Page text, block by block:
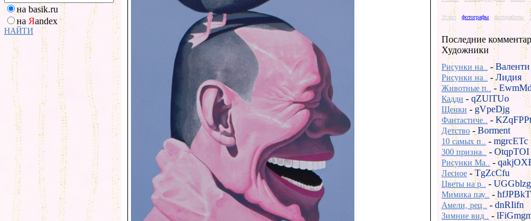
на basik.ru
на Яandex
НАЙТИ
Углич фотографы фотоработы
Последние
Художники
Рисунки на.. -Валенти
Рисунки на.. -Лидия
Животные п.. -
Кадди - qZUlTUo
Щенки - gVpeDjg
Фантастиче.. - KZqFPPt
Детство -Borment
10 самых п.. - mgrcETc
300 призна.. - OtqpTOI
Рисунки Ma.. -
Лесное - TgZcCfu
Цветы на р.. - UGGblzg
Мимика пау.. -hfJPBkT
Амели, рец.. - dnRIifn
Зимние вид.. -